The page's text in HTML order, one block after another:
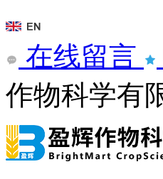
在线留言
作物科学有